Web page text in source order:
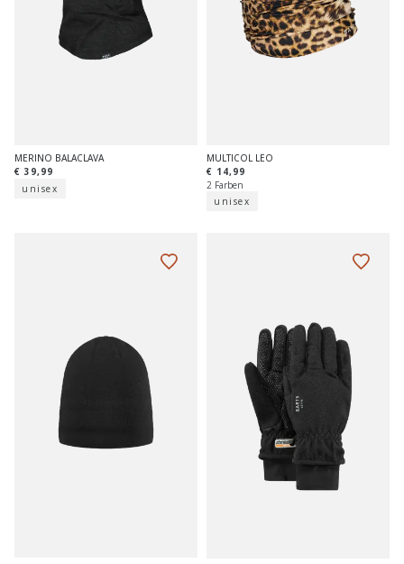
MERINO BALACLAVA
€ 39,99
unisex
MULTICOL LEO
€ 14,99
2 Farben
unisex